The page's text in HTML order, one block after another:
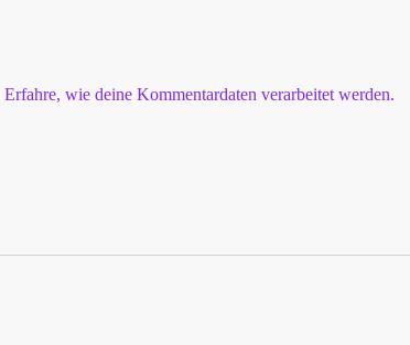
Erfahre, wie deine Kommentardaten verarbeitet werden.